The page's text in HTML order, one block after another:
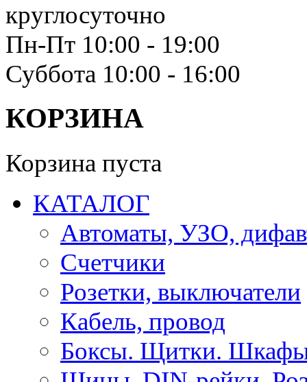
круглосуточно
Пн-Пт 10:00 - 19:00
Суббота 10:00 - 16:00
КОРЗИНА
Корзина пуста
КАТАЛОГ
Автоматы, УЗО,
Счетчики
Розетки, выключатели
Кабель, провод
Боксы. Щитки.